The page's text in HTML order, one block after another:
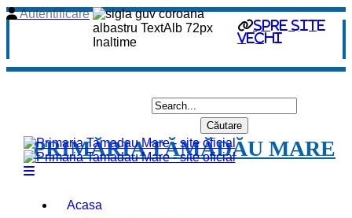
spre site
vechi
Autentificare
PRIMĂRIA TĂMĂDĂU MARE
Acasa